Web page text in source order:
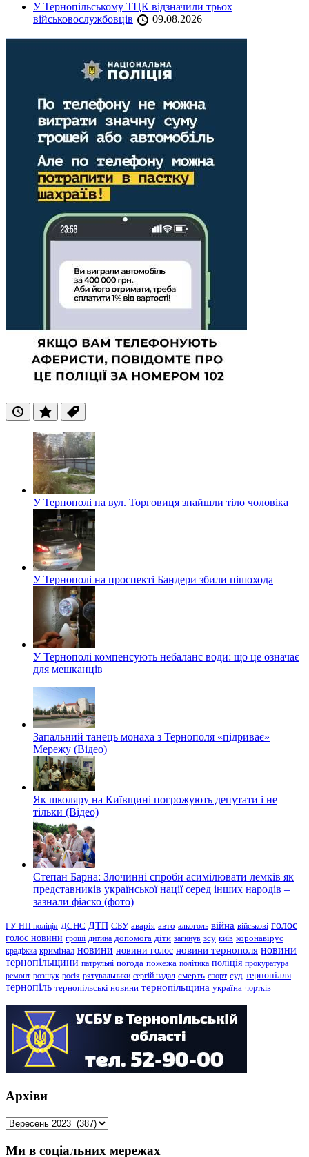
У Тернопільському ТЦК відзначили трьох
військовослужбовців
09.08.2026
ОстанніПопулярні
Теги
У Тернополі на вул. Торговиця знайшли тіло чоловіка
У Тернополі на проспекті Бандери збили пішохода
У Тернополі компенсують небаланс води: що це означає
для мешканців
Запальний танець монаха з Тернополя «підриває»
Мережу (Відео)
Як школяру на Київщині погрожують депутати і не
тільки (Відео)
Степан Барна: Злочинні спроби асимілювати лемків як
представників української нації серед інших народів –
зазнали фіаско (фото)
ГУ НП поліція ДСНС ДТП СБУ аварія авто алкоголь війна військові голос
голос новини гроші дитина допомога діти загинув зсу київ коронавірус
крадіжка кримінал новини новини голос новини тернополя новини
тернопільщини патрульні погода пожежа політика поліція прокуратура
ремонт розшук росія рятувальники сергій надал смерть спорт суд тернопілля
тернопіль тернопільські новини тернопільщина україна чортків
Архіви
Архіви
Ми в соціальних мережах